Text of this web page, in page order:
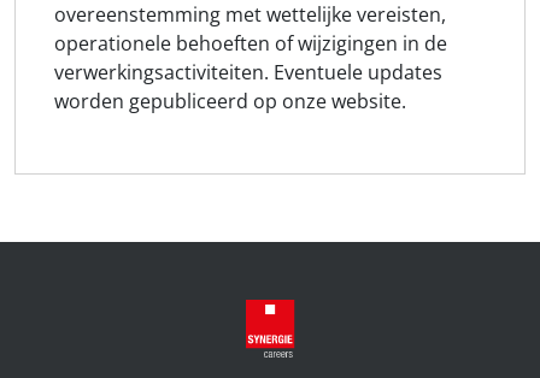
overeenstemming met wettelijke vereisten,
operationele behoeften of wijzigingen in de
verwerkingsactiviteiten. Eventuele updates
worden gepubliceerd op onze website.